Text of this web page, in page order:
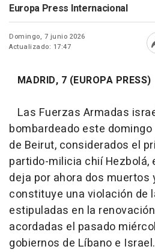
Europa Press Internacional
Domingo, 7 junio 2026
Actualizado: 17:47
MADRID, 7 (EUROPA PRESS)
Las Fuerzas Armadas
bombardeado este
de Beirut, considerados el
partido-milicia chií Hezbolá,
deja por ahora dos muertos
constituye una violación de
estipuladas en la
acordadas el pasado
gobiernos de Líbano e Israel.